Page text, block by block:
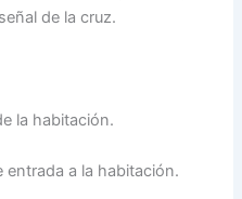
de la cruz.
la habitación.
entrada a la habitación.